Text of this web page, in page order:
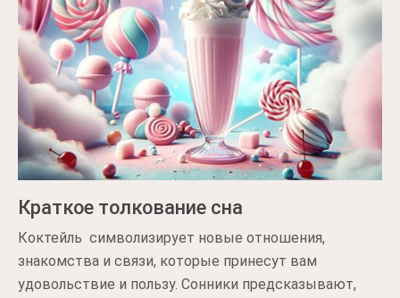
Краткое толкование сна
Коктейль символизирует новые отношения,
знакомства и связи, которые принесут вам
удовольствие и пользу. Сонники предсказывают,